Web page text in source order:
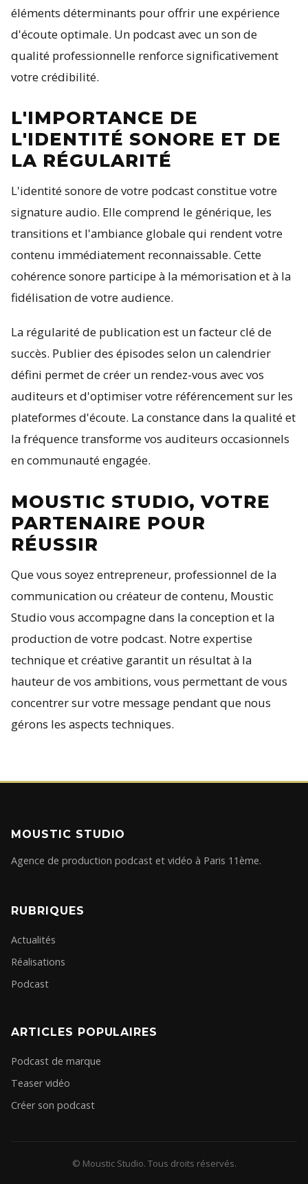
éléments déterminants pour offrir une expérience
d'écoute optimale. Un podcast avec un son de
qualité professionnelle renforce significativement
votre crédibilité.
L'IMPORTANCE DE
L'IDENTITÉ SONORE ET DE
LA RÉGULARITÉ
L'identité sonore de votre podcast constitue votre
signature audio. Elle comprend le générique, les
transitions et l'ambiance globale qui rendent votre
contenu immédiatement reconnaissable. Cette
cohérence sonore participe à la mémorisation et à la
fidélisation de votre audience.
La régularité de publication est un facteur clé de
succès. Publier des épisodes selon un calendrier
défini permet de créer un rendez-vous avec vos
auditeurs et d'optimiser votre référencement sur les
plateformes d'écoute. La constance dans la qualité et
la fréquence transforme vos auditeurs occasionnels
en communauté engagée.
MOUSTIC STUDIO, VOTRE
PARTENAIRE POUR
RÉUSSIR
Que vous soyez entrepreneur, professionnel de la
communication ou créateur de contenu, Moustic
Studio vous accompagne dans la conception et la
production de votre podcast. Notre expertise
technique et créative garantit un résultat à la
hauteur de vos ambitions, vous permettant de vous
concentrer sur votre message pendant que nous
gérons les aspects techniques.
MOUSTIC STUDIO
Agence de production podcast et vidéo à Paris 11ème.
RUBRIQUES
Actualités
Réalisations
Podcast
ARTICLES POPULAIRES
Podcast de marque
Teaser vidéo
Créer son podcast
© Moustic Studio. Tous droits réservés.